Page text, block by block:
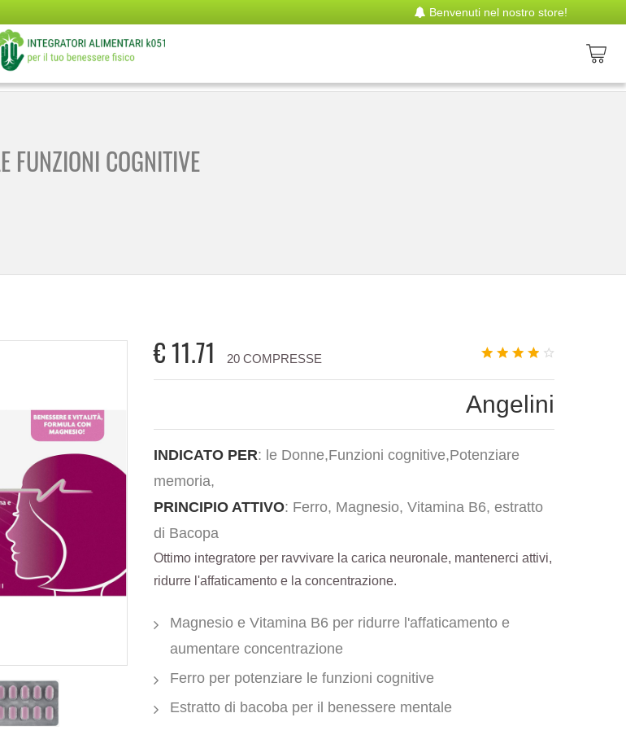
Benvenuti nel nostro store!
FUNZIONI COGNITIVE
€ 11.71 20 COMPRESSE
Angelini
INDICATO PER: le Donne,Funzioni cognitive,Potenziare
memoria,
PRINCIPIO ATTIVO: Ferro, Magnesio, Vitamina B6, estratto
di Bacopa
Ottimo integratore per ravvivare la carica neuronale, mantenerci attivi,
ridurre l'affaticamento e la concentrazione.
Magnesio e Vitamina B6 per ridurre l'affaticamento e
aumentare concentrazione
Ferro per potenziare le funzioni cognitive
Estratto di bacoba per il benessere mentale